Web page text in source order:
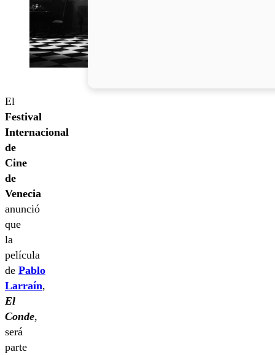
El
Festival
Internacional
de
Cine
de
Venecia
anunció
que
la
película
de Pablo
Larraín,
El
Conde,
será
parte